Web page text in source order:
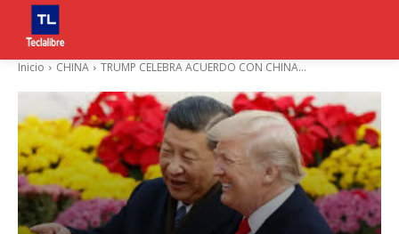
Inicio CHINA TRUMP CELEBRA ACUERDO CON CHINA...